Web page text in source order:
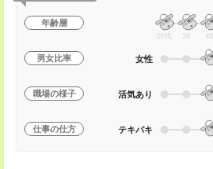
年齢層
20代 30 40
男女比率 女性
職場の様子 活気あり
仕事の仕方 テキパキ